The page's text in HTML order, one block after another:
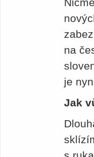
na
je
Jak